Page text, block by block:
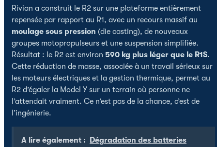
Rivian a construit le R2 sur une plateforme entièrement
repensée par rapport au R1, avec un recours massif au
moulage sous pression (die casting), de nouveaux
groupes motopropulseurs et une suspension simplifiée.
Résultat : le R2 est environ 590 kg plus léger que le R1S.
Cette réduction de masse, associée à un travail sérieux sur
les moteurs électriques et la gestion thermique, permet au
R2 d’égaler la Model Y sur un terrain où personne ne
l’attendait vraiment. Ce n’est pas de la chance, c’est de
l’ingénierie.
A lire également :
Dégradation des batteries